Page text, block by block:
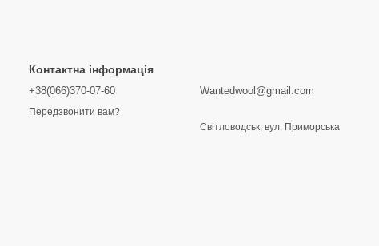
Контактна інформація
+38(066)370-07-60
Передзвонити вам?
Wantedwool@gmail.com
Світловодськ, вул. Приморська